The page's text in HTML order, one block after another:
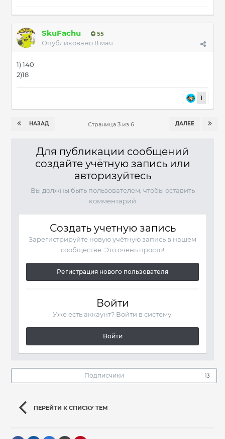
SkuFachu 55
Опубликовано8 мая
1) 140
2)18
1
НАЗАД ДАЛЕЕ
Страница 3 из 6
Для публикации сообщений
создайте учётную запись или
авторизуйтесь
Вы должны быть пользователем, чтобы оставить
комментарий
Создать учетную запись
Зарегистрируйте новую учётную запись в нашем
сообществе. Это очень просто!
Регистрация нового пользователя
Войти
Уже есть аккаунт? Войти в систему.
Войти
Подписчики 13
ПЕРЕЙТИ К СПИСКУ ТЕМ